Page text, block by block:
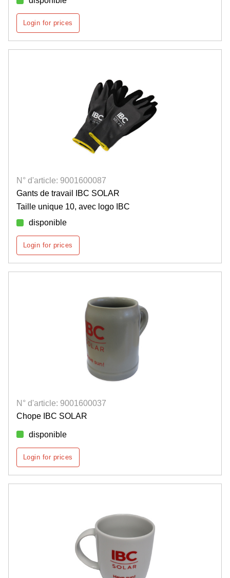
Login for prices
N° d'article: 9001600087
Gants de travail IBC SOLAR
Taille unique 10, avec logo IBC
disponible
Login for prices
N° d'article: 9001600037
Chope IBC SOLAR
disponible
Login for prices